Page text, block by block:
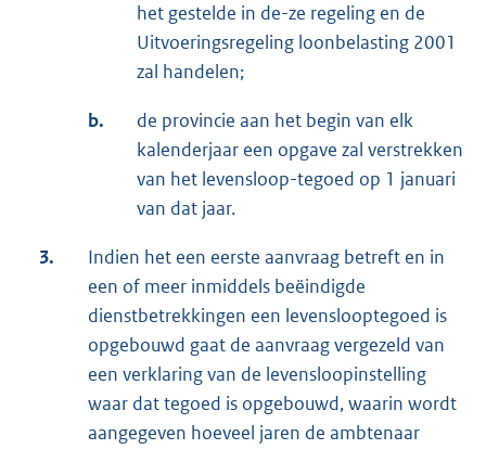
het gestelde in de-ze regeling en de
Uitvoeringsregeling loonbelasting 2001
zal handelen;
b.
de provincie aan het begin van elk
kalenderjaar een opgave zal verstrekken
van het levensloop-tegoed op 1 januari
van dat jaar.
3.
Indien het een eerste aanvraag betreft en in
een of meer inmiddels beëindigde
dienstbetrekkingen een levenslooptegoed is
opgebouwd gaat de aanvraag vergezeld van
een verklaring van de levensloopinstelling
waar dat tegoed is opgebouwd, waarin wordt
aangegeven hoeveel jaren de ambtenaar